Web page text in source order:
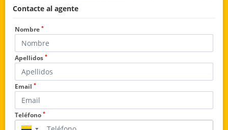
Contacte al agente
Nombre *
Apellidos *
Email *
Teléfono *
▼